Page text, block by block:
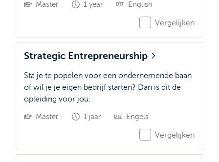
Master 1 year English
Vergelijken
Strategic Entrepreneurship
Sta je te popelen voor een ondernemende baan
of wil je je eigen bedrijf starten? Dan is dit de
opleiding voor jou.
Master 1 jaar Engels
Vergelijken